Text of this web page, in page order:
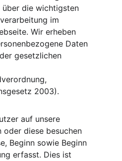
die wichtigsten
im
Wir erheben
Daten
gesetzlichen
2003).
auf unsere
oder diese besuchen
Beginn sowie Beginn
erfasst. Dies ist